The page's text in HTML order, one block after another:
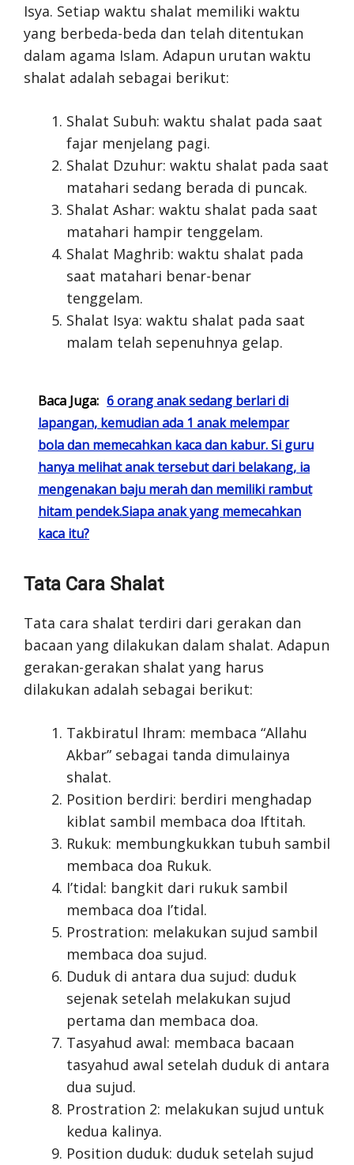
Isya. Setiap waktu shalat memiliki waktu
yang berbeda-beda dan telah ditentukan
dalam agama Islam. Adapun urutan waktu
shalat adalah sebagai berikut:
Shalat Subuh: waktu shalat pada saat
fajar menjelang pagi.
Shalat Dzuhur: waktu shalat pada saat
matahari sedang berada di puncak.
Shalat Ashar: waktu shalat pada saat
matahari hampir tenggelam.
Shalat Maghrib: waktu shalat pada
saat matahari benar-benar
tenggelam.
Shalat Isya: waktu shalat pada saat
malam telah sepenuhnya gelap.
Baca Juga: 6 orang anak sedang berlari di
lapangan, kemudian ada 1 anak melempar
bola dan memecahkan kaca dan kabur. Si guru
hanya melihat anak tersebut dari belakang, ia
mengenakan baju merah dan memiliki rambut
hitam pendek.Siapa anak yang memecahkan
kaca itu?
Tata Cara Shalat
Tata cara shalat terdiri dari gerakan dan
bacaan yang dilakukan dalam shalat. Adapun
gerakan-gerakan shalat yang harus
dilakukan adalah sebagai berikut:
Takbiratul Ihram: membaca “Allahu
Akbar” sebagai tanda dimulainya
shalat.
Position berdiri: berdiri menghadap
kiblat sambil membaca doa Iftitah.
Rukuk: membungkukkan tubuh sambil
membaca doa Rukuk.
I’tidal: bangkit dari rukuk sambil
membaca doa I’tidal.
Prostration: melakukan sujud sambil
membaca doa sujud.
Duduk di antara dua sujud: duduk
sejenak setelah melakukan sujud
pertama dan membaca doa.
Tasyahud awal: membaca bacaan
tasyahud awal setelah duduk di antara
dua sujud.
Prostration 2: melakukan sujud untuk
kedua kalinya.
Position duduk: duduk setelah sujud